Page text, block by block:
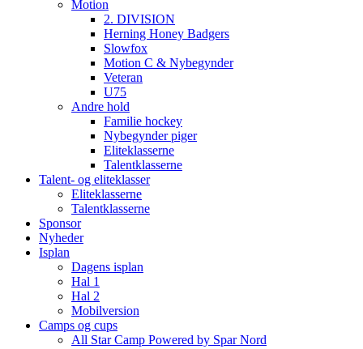
Motion
2. DIVISION
Herning Honey Badgers
Slowfox
Motion C & Nybegynder
Veteran
U75
Andre hold
Familie hockey
Nybegynder piger
Eliteklasserne
Talentklasserne
Talent- og eliteklasser
Eliteklasserne
Talentklasserne
Sponsor
Nyheder
Isplan
Dagens isplan
Hal 1
Hal 2
Mobilversion
Camps og cups
All Star Camp Powered by Spar Nord